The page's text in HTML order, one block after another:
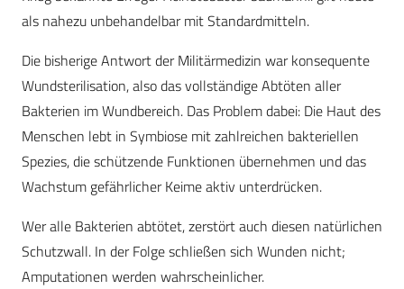
als nahezu unbehandelbar mit Standardmitteln.
Die bisherige Antwort der Militärmedizin war konsequente
Wundsterilisation, also das vollständige Abtöten aller
Bakterien im Wundbereich. Das Problem dabei: Die Haut des
Menschen lebt in Symbiose mit zahlreichen bakteriellen
Spezies, die schützende Funktionen übernehmen und das
Wachstum gefährlicher Keime aktiv unterdrücken.
Wer alle Bakterien abtötet, zerstört auch diesen natürlichen
Schutzwall. In der Folge schließen sich Wunden nicht;
Amputationen werden wahrscheinlicher.